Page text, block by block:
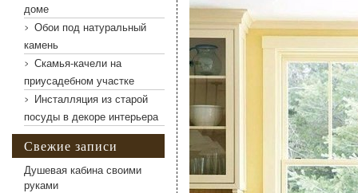
Уютный подоконник
доме
Обои под натуральный
камень
Скамья-качели на
приусадебном участке
Инсталляция из старой
посуды в декоре интерьера
Свежие записи
Душевая кабина своими
руками